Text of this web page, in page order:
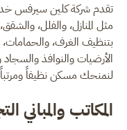
تقدم شركة كلين سيرفس
مثل المنازل، والفلل،
بتنظيف الغرف، والحمامات،
الأرضيات والنوافذ والسجاد
لنمنحك مسكن نظيفاً
المكاتب والمباني